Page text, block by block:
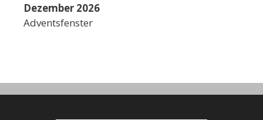
Dezember 2026
Adventsfenster